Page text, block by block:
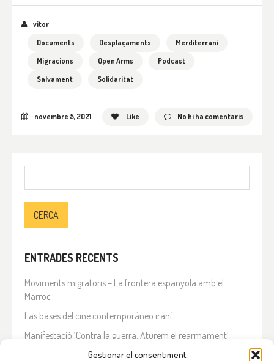
Gestionar el consentiment
vitor
Documents
Desplaçaments
Merditerrani
Migracions
Open Arms
Podcast
Salvament
Solidaritat
novembre 5, 2021 Like No hi ha comentaris
ENTRADES RECENTS
Moviments migratoris – La frontera espanyola amb el
Marroc
Las bases del cine contemporáneo iraní
Manifestació ‘Contra la guerra. Aturem el rearmament’
En solidaritat amb el Líban